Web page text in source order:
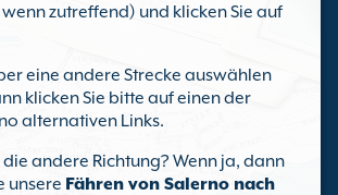
zutreffend) und klicken Sie auf
eine andere Strecke auswählen
klicken Sie bitte auf einen der
alternativen Links.
andere Richtung? Wenn ja, dann
unsere Fähren von Salerno nach